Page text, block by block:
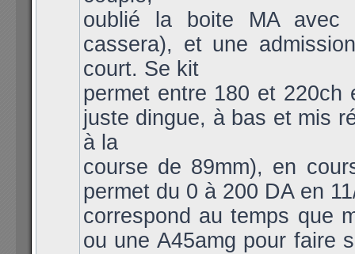
oublié la boite MA
cassera), et une
court. Se kit
permet entre 180 et 220ch
juste dingue, à bas et mis
à la
course de 89mm), en
permet du 0 à 200 DA en
correspond au temps que
ou une A45amg pour faire